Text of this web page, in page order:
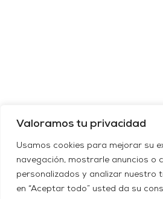
Valoramos tu privacidad
Usamos cookies para mejorar su
navegación, mostrarle anuncios o
personalizados y analizar nuestro
en “Aceptar todo” usted da su